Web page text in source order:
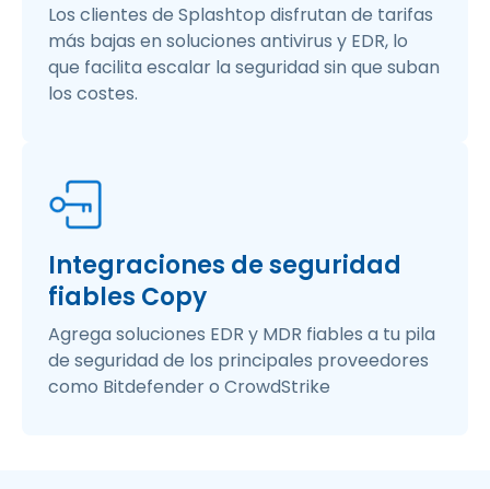
Los clientes de Splashtop disfrutan de tarifas
más bajas en soluciones antivirus y EDR, lo
que facilita escalar la seguridad sin que suban
los costes.
Integraciones de seguridad
fiables Copy
Agrega soluciones EDR y MDR fiables a tu pila
de seguridad de los principales proveedores
como Bitdefender o CrowdStrike